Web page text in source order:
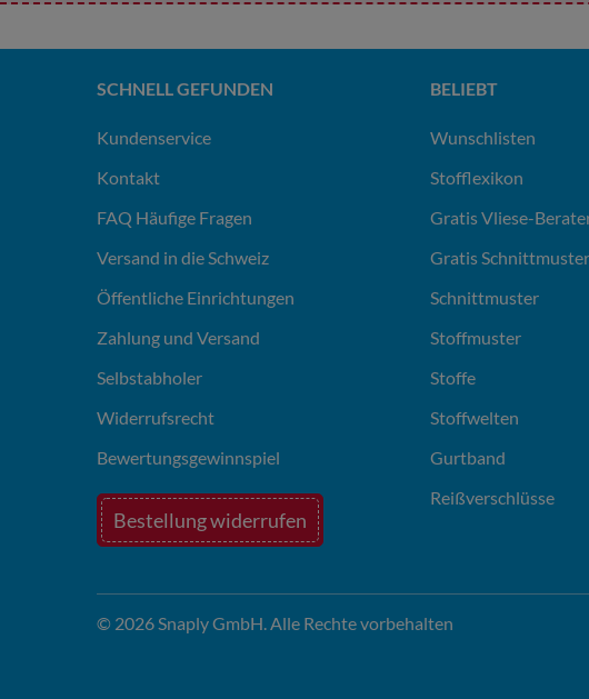
SCHNELL GEFUNDEN
Kundenservice
Kontakt
FAQ Häufige Fragen
Versand in die Schweiz
Öffentliche Einrichtungen
Zahlung und Versand
Selbstabholer
Widerrufsrecht
Bewertungsgewinnspiel
Bestellung widerrufen
BELIEBT
Wunschlisten
Stofflexikon
Gratis Vliese-
Gratis Schnittmuster
Schnittmuster
Stoffmuster
Stoffe
Stoffwelten
Gurtband
Reißverschlüsse
© 2026 Snaply GmbH. Alle Rechte vorbehalten